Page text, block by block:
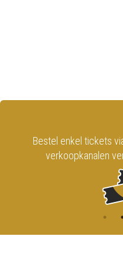
Bestel enkel tickets
verkoopkanalen